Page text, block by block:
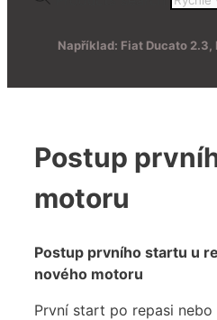
Například: Fiat Ducato 2.3,
Postup
motoru
Postup prvního startu u
nového motoru
První start po repasi